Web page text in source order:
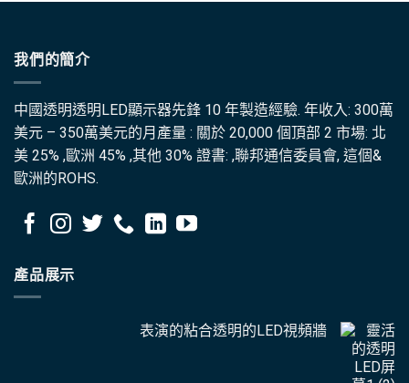
我們的簡介
中國透明透明LED顯示器先鋒 10 年製造經驗. 年收入: 300萬
美元 – 350萬美元的月產量 : 關於 20,000 個頂部 2 市場: 北
美 25% ,歐洲 45% ,其他 30% 證書: ,聯邦通信委員會, 這個&
歐洲的ROHS.
產品展示
表演的粘合透明的LED視頻牆